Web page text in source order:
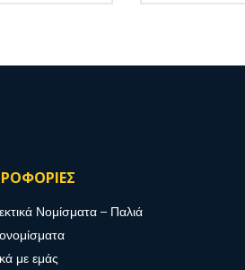
Νομίσματα – Παλιά
με εμάς